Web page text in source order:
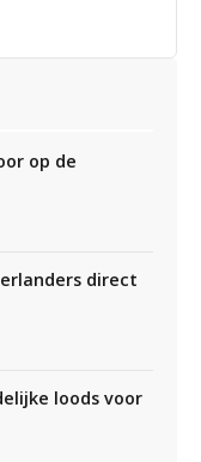
op de
direct
loods voor